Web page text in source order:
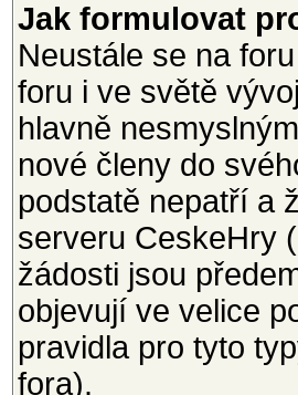
Jak formulovat
Neustále se na
foru i ve světě
hlavně
nové členy do
podstatě nepatří a
serveru CeskeHry
žádosti jsou
objevují ve velice
pravidla pro tyto
fora).